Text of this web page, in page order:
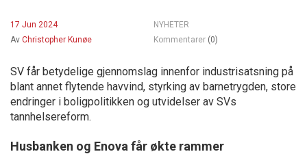
17 Jun 2024
NYHETER
Av Christopher Kunøe Kommentarer (0)
SV får betydelige gjennomslag innenfor industrisatsning på
blant annet flytende havvind, styrking av barnetrygden, store
endringer i boligpolitikken og utvidelser av SVs
tannhelsereform.
Husbanken og Enova får økte rammer